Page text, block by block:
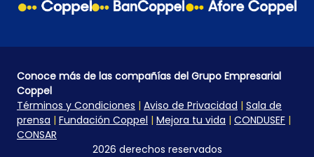
Conoce más de las compañías del Grupo Empresarial
Coppel
Términos y Condiciones | Aviso de Privacidad | Sala de
prensa | Fundación Coppel | Mejora tu vida | CONDUSEF |
CONSAR
2026 derechos reservados